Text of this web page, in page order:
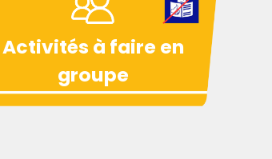
Activités à faire en
groupe